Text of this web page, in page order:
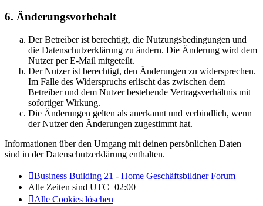
6. Änderungsvorbehalt
Der Betreiber ist berechtigt, die Nutzungsbedingungen und
die Datenschutzerklärung zu ändern. Die Änderung wird dem
Nutzer per E-Mail mitgeteilt.
Der Nutzer ist berechtigt, den Änderungen zu widersprechen.
Im Falle des Widerspruchs erlischt das zwischen dem
Betreiber und dem Nutzer bestehende Vertragsverhältnis mit
sofortiger Wirkung.
Die Änderungen gelten als anerkannt und verbindlich, wenn
der Nutzer den Änderungen zugestimmt hat.
Informationen über den Umgang mit deinen persönlichen Daten
sind in der Datenschutzerklärung enthalten.
Business Building 21 - Home Geschäftsbildner Forum
Alle Zeiten sind UTC+02:00
Alle Cookies löschen